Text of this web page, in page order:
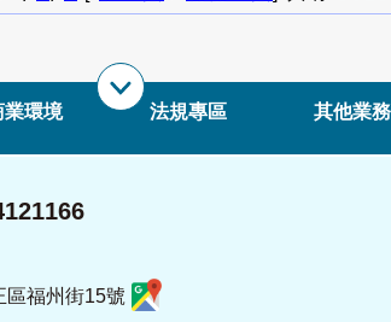
業環境 法規專區 其他業務
區福州街15號